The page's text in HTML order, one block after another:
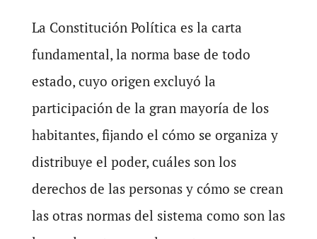
La Constitución Política es la carta
fundamental, la norma base de todo
estado, cuyo origen excluyó la
participación de la gran mayoría de los
habitantes, fijando el cómo se organiza y
distribuye el poder, cuáles son los
derechos de las personas y cómo se crean
las otras normas del sistema como son las